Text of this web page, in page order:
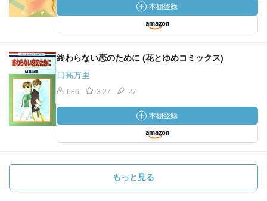
終わらない恋のために (花とゆめコミックス)
日高万里
686 3.27 27
もっと見る